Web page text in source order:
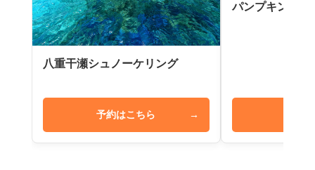
八重干瀬シュノーケリング
予約はこちら →
パンプキン鍾乳